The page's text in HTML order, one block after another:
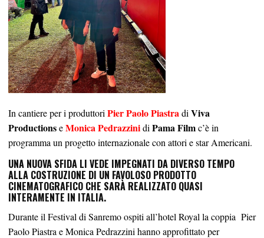
In cantiere per i produttori Pier Paolo Piastradi Viva
ProductionseMonica Pedrazzinidi Pama Filmc’è in
programma un progetto internazionale con attori e star Americani.
UNA NUOVA SFIDA LI VEDE IMPEGNATI DA DIVERSO TEMPO
ALLA COSTRUZIONE DI UN FAVOLOSO PRODOTTO
CINEMATOGRAFICO CHE SARÀ REALIZZATO QUASI
INTERAMENTE IN ITALIA.
Durante il Festival di Sanremo ospiti all’hotel Royal la coppia Pier
PaoloPiastra e Monica Pedrazzini hanno approfittato per